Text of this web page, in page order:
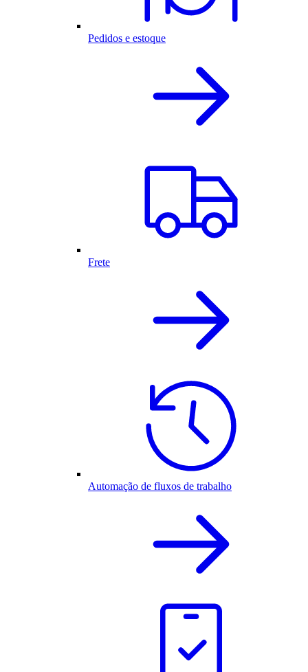
Pedidos e estoque
Frete
Automação de fluxos de trabalho